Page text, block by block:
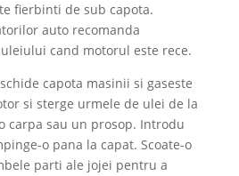
fierbinti de sub capota.
auto recomanda
cand motorul este rece.
capota masinii si gaseste
si sterge urmele de ulei de la
carpa sau un prosop. Introdu
o pana la capat. Scoate-o
parti ale jojei pentru a